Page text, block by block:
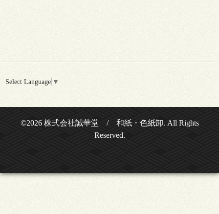
Select Language ▼
©2026 株式会社誠華堂 / 和紙・色紙卸. All Rights
Reserved.